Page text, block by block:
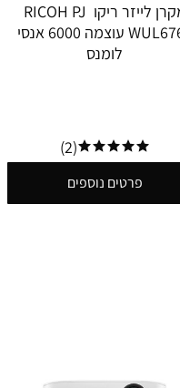
מקרן לייזר ריקו RICOH PJ
WUL6760 עוצמה 6000 אנסי
לומנס
(2)
פרטים נוספים